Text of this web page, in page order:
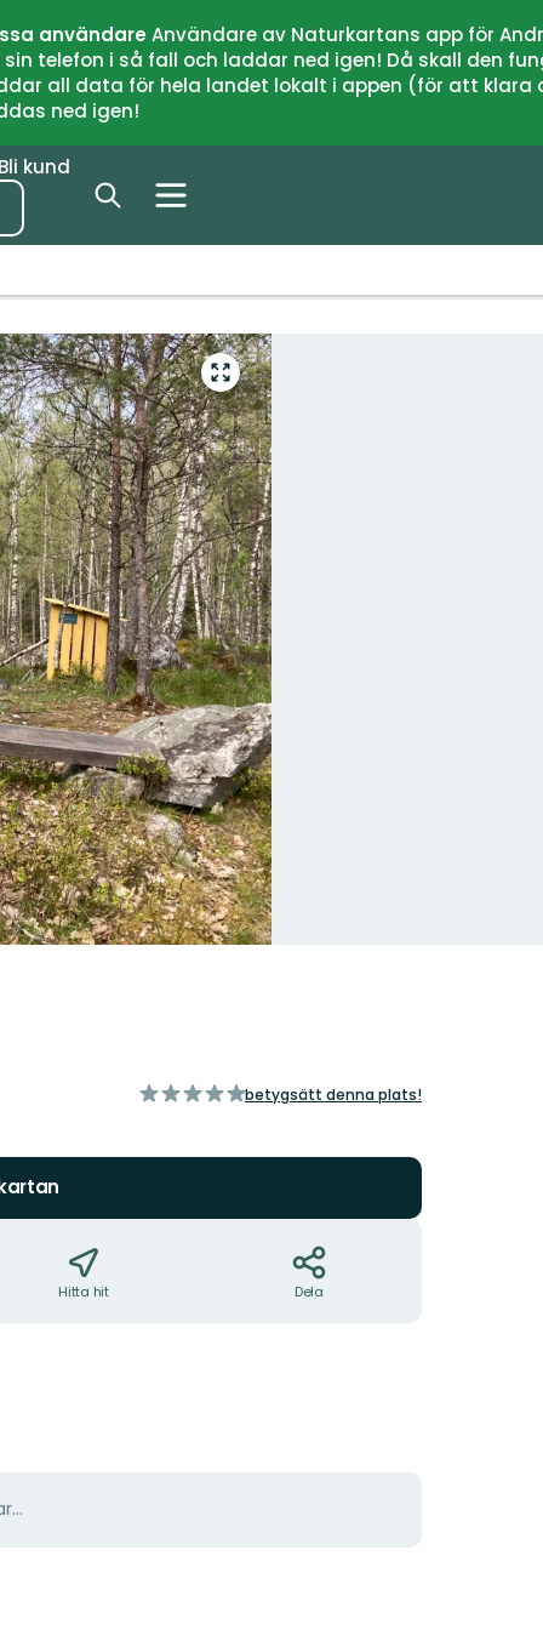
användareAnvändare av Naturkartans app för
telefon i så fall och laddar ned igen! Då skall den
all data för hela landet lokalt i appen (för att
ned igen!
Bli kund
Gå
till
helskärmsläge
av
betygsätt denna plats!
Hitta hit Dela